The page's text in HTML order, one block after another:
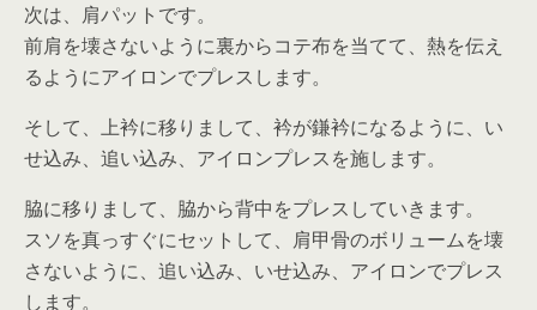
次は、肩パットです。
前肩を壊さないように裏からコテ布を当てて、熱を伝え
るようにアイロンでプレスします。
そして、上衿に移りまして、衿が鎌衿になるように、い
せ込み、追い込み、アイロンプレスを施します。
脇に移りまして、脇から背中をプレスしていきます。
スソを真っすぐにセットして、肩甲骨のボリュームを壊
さないように、追い込み、いせ込み、アイロンでプレス
します。